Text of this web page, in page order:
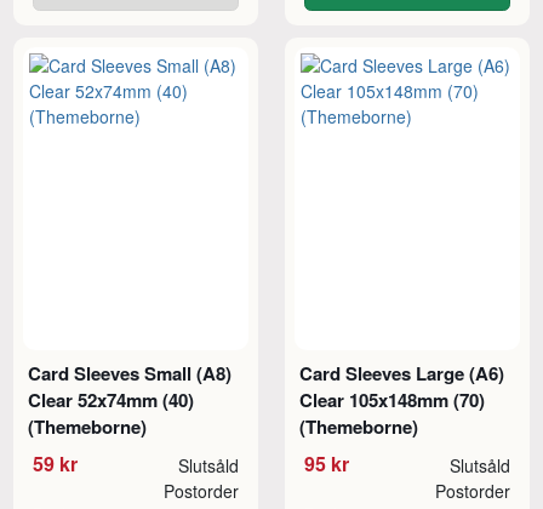
Card Sleeves Small (A8)
Clear 52x74mm (40)
(Themeborne)
59 kr Slutsåld
Postorder
Card Sleeves Large (A6)
Clear 105x148mm (70)
(Themeborne)
95 kr Slutsåld
Postorder